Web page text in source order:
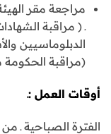
مراجعة مقر
ـ ( مراقبة
الدبلوماسيين
(مراقبة
أوقات العمل :ـ
الفترة الصباحية ـ من الساعة 8 صباحاً إلى